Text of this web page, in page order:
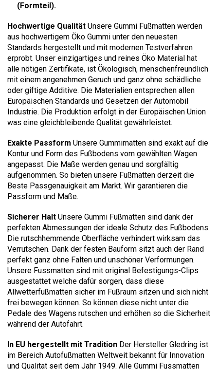
(Formteil).
Hochwertige Qualität Unsere Gummi Fußmatten werden
aus hochwertigem Öko Gummi unter den neuesten
Standards hergestellt und mit modernen Testverfahren
erprobt. Unser einzigartiges und reines Öko Material hat
alle nötigen Zertifikate, ist Ökologisch, menschenfreundlich
mit einem angenehmen Geruch und ganz ohne schädliche
oder giftige Additive. Die Materialien entsprechen allen
Europäischen Standards und Gesetzen der Automobil
Industrie. Die Produktion erfolgt in der Europäischen Union
was eine gleichbleibende Qualität gewährleistet.
Exakte Passform Unsere Gummimatten sind exakt auf die
Kontur und Form des Fußbodens vom gewählten Wagen
angepasst. Die Maße werden genau und sorgfältig
aufgenommen. So bieten unsere Fußmatten derzeit die
Beste Passgenauigkeit am Markt. Wir garantieren die
Passform und Maße.
Sicherer Halt Unsere Gummi Fußmatten sind dank der
perfekten Abmessungen der ideale Schutz des Fußbodens.
Die rutschhemmende Oberfläche verhindert wirksam das
Verrutschen. Dank der festen Bauform sitzt auch der Rand
perfekt ganz ohne Falten und unschöner Verformungen.
Unsere Fussmatten sind mit original Befestigungs-Clips
ausgestattet welche dafür sorgen, dass diese
Allwetterfußmatten sicher im Fußraum sitzen und sich nicht
frei bewegen können. So können diese nicht unter die
Pedale des Wagens rutschen und erhöhen so die Sicherheit
während der Autofahrt.
In EU hergestellt mit Tradition Der Hersteller Gledring ist
im Bereich Autofußmatten Weltweit bekannt für Innovation
und Qualität seit dem Jahr 1949. Alle Gummi Fussmatten